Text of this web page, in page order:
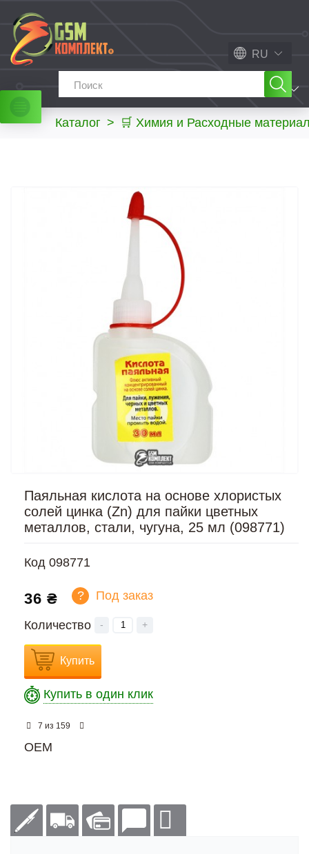
RU
МЕНЮ
Каталог > 🛒 Химия и Расходные
Паяльная кислота на основе хлористых
солей цинка (Zn) для пайки цветных
металлов, стали, чугуна, 25 мл (098771)
Код 098771
36 ₴ ? Под заказ
Количество - +
Купить
Купить в один клик
7 из 159
OEM